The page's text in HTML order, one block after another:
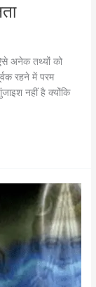
ऐसे अनेक तथ्यों को
रहने में परम
नहीं है क्योंकि